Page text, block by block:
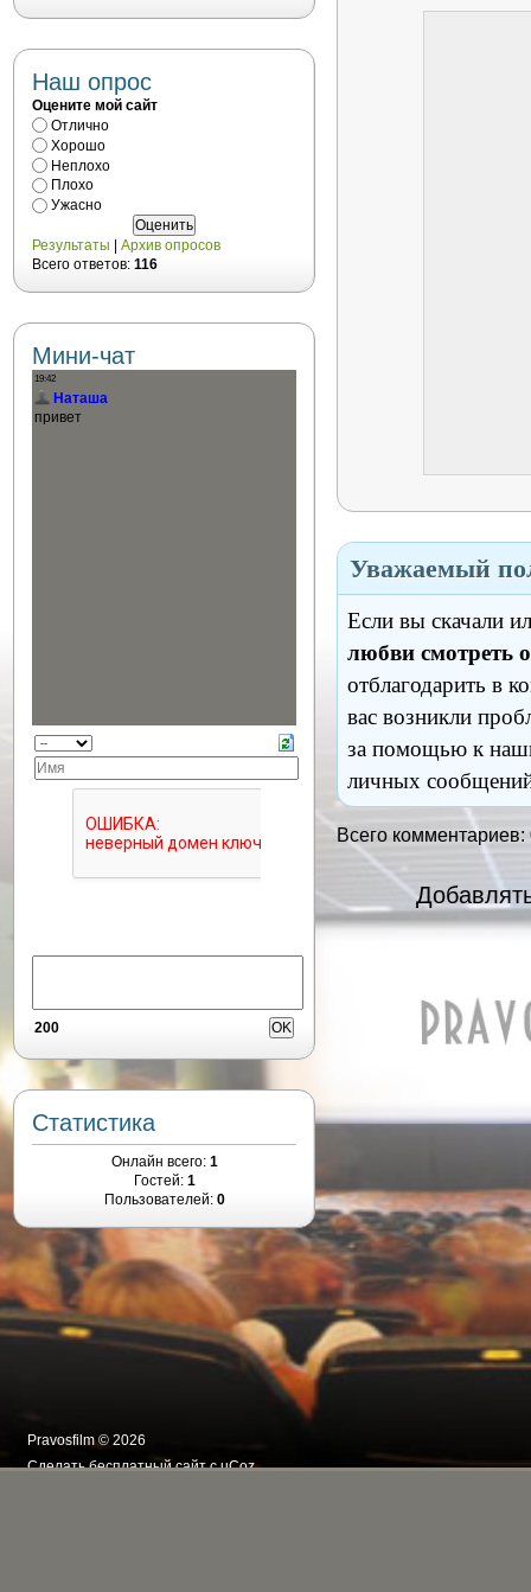
Уважаемый
Если вы скачали
любви смотреть
отблагодарить в
вас возникли
за помощью к
личных
Всего комментариев:
Наш опрос
Оцените мой сайт
Отлично
Хорошо
Неплохо
Плохо
Ужасно
Результаты
Архив опросов
Всего ответов: 116
Мини-чат
200
Статистика
Онлайн всего: 1
Гостей: 1
Пользователей: 0
Pravosfilm © 2026
Сделатьбесплатный сайтсuCoz